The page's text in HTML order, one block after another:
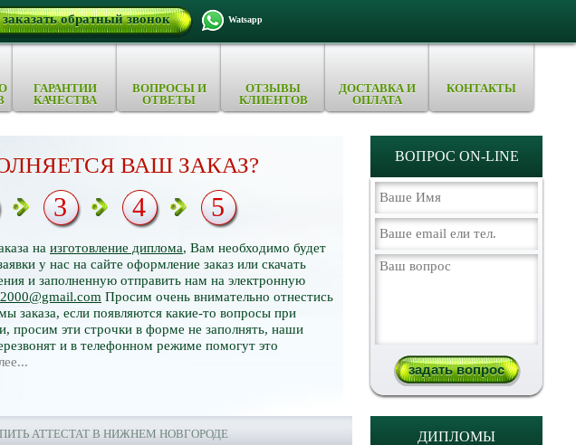
заказать обратный звонок Watsapp
ГАРАНТИИ
КАЧЕСТВА
ВОПРОСЫ И
ОТВЕТЫ
ОТЗЫВЫ
КЛИЕНТОВ
ДОСТАВКА И
ОПЛАТА
КОНТАКТЫ
ВАШ ЗАКАЗ?
на изготовление диплома, Вам необходимо будет
у нас на сайте оформление заказ или скачать
и заполненную отправить нам на электронную
Просим очень внимательно отнестись
заказа, если появляются какие-то вопросы при
просим эти строчки в форме не заполнять, наши
и в телефонном режиме помогут это
3 4 5
ВОПРОС ON-LINE
АТТЕСТАТ В НИЖНЕМ НОВГОРОДЕ ДИПЛОМЫ